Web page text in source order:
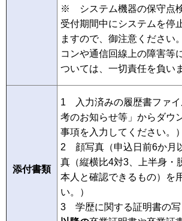
※ システム機器の保守点
受付期間中にシステムを停
ますので、御注意ください
コンや通信回線上の障害等
ついては、一切責任を負い
添付書類
1 入力済みの履歴書ファイ
考のお知らせ等」からダウ
事項を入力してください。）
2 顔写真（申込日前6か月
真（縦横比4対3、上半身・
本人と確認できるもの）を
い。）
3 学歴に関する証明書の写